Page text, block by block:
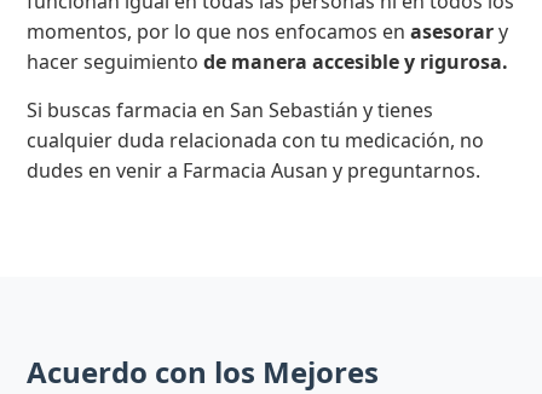
momentos, por lo que nos enfocamos enasesorary
hacer seguimientode manera accesible y rigurosa.
Si buscas farmacia en San Sebastián y tienes
cualquier duda relacionada con tu medicación, no
dudes en venir a Farmacia Ausan y preguntarnos.
Acuerdo con los Mejores